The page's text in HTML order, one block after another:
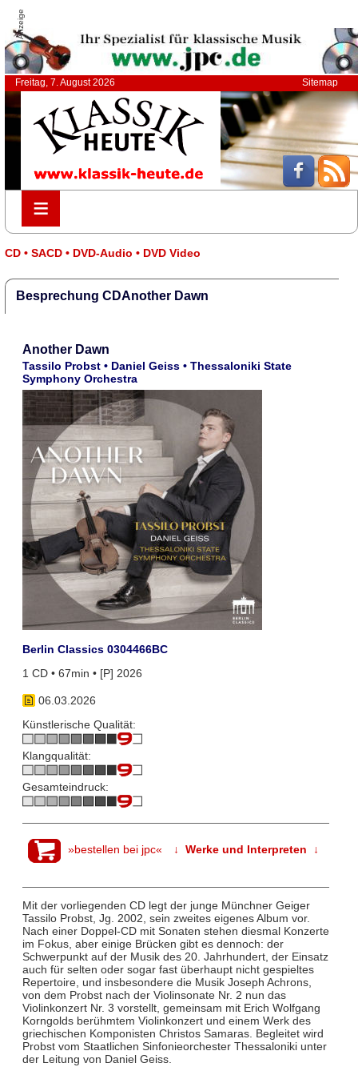
Anzeige
Freitag, 7. August 2026 Sitemap
≡
≡
CD • SACD • DVD-Audio • DVD Video
Besprechung CDAnother Dawn
Another Dawn
Tassilo Probst • Daniel Geiss • Thessaloniki State
Symphony Orchestra
Berlin Classics 0304466BC
1 CD • 67min • [P] 2026
06.03.2026
Künstlerische Qualität:
Klangqualität:
Gesamteindruck:
»bestellen bei jpc« ↓ Werke und Interpreten ↓
Mit der vorliegenden CD legt der junge Münchner Geiger
Tassilo Probst, Jg. 2002, sein zweites eigenes Album vor.
Nach einer Doppel-CD mit Sonaten stehen diesmal Konzerte
im Fokus, aber einige Brücken gibt es dennoch: der
Schwerpunkt auf der Musik des 20. Jahrhundert, der Einsatz
auch für selten oder sogar fast überhaupt nicht gespieltes
Repertoire, und insbesondere die Musik Joseph Achrons,
von dem Probst nach der Violinsonate Nr. 2 nun das
Violinkonzert Nr. 3 vorstellt, gemeinsam mit Erich Wolfgang
Korngolds berühmtem Violinkonzert und einem Werk des
griechischen Komponisten Christos Samaras. Begleitet wird
Probst vom Staatlichen Sinfonieorchester Thessaloniki unter
der Leitung von Daniel Geiss.